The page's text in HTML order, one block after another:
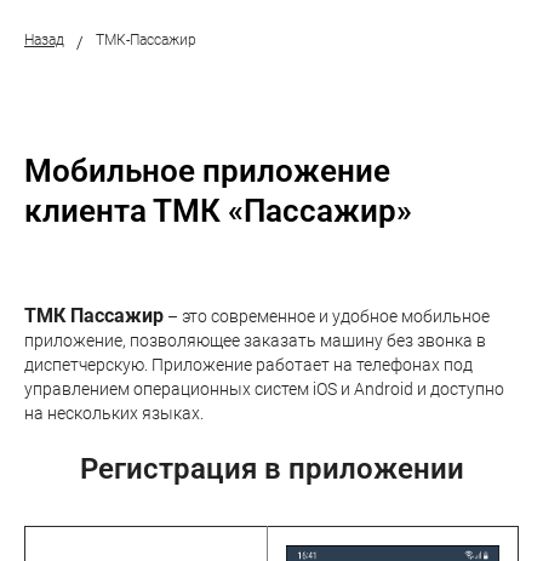
Назад / ТМК-Пассажир
Мобильное приложение
клиента ТМК «Пассажир»
ТМК Пассажир – это современное и удобное мобильное
приложение, позволяющее заказать машину без звонка в
диспетчерскую. Приложение работает на телефонах под
управлением операционных систем iOS и Android и доступно
на нескольких языках.
Регистрация в приложении